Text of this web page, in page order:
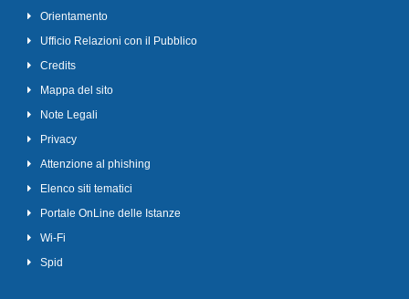
Orientamento
Ufficio Relazioni con il Pubblico
Credits
Mappa del sito
Note Legali
Privacy
Attenzione al phishing
Elenco siti tematici
Portale OnLine delle Istanze
Wi-Fi
Spid